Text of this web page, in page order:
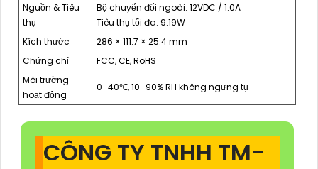
Nguồn & Tiêu
thụ
Bộ chuyển đổi ngoài: 12VDC / 1.0A
Tiêu thụ tối đa: 9.19W
Kích thước
286 × 111.7 × 25.4 mm
Chứng chỉ
FCC, CE, RoHS
Môi trường
hoạt động
0–40℃, 10–90% RH không ngưng tụ
CÔNG TY TNHH TM-